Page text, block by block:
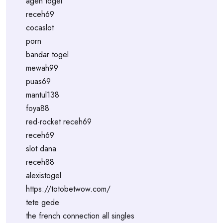
receh69
cocaslot
porn
bandar togel
mewah99
puas69
mantul138
foya88
red-rocket receh69
receh69
slot dana
receh88
alexistogel
https://totobetwow.com/
tete gede
the french connection all singles